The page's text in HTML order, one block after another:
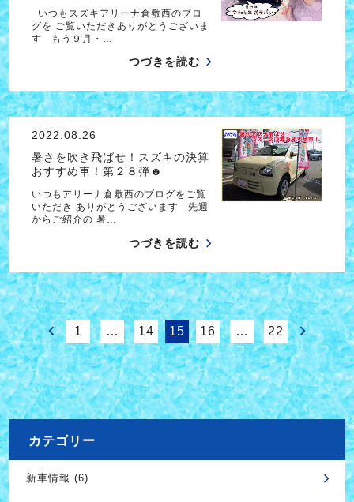
いつもスズキアリーナ倉敷西のブロ
グを ご覧いただきありがとうございま
す もう９月・…
つづきを読む
2022.08.26
暑さを吹き飛ばせ！スズキの決算
おすすめ車！第２８弾☻
いつもアリーナ倉敷西のブログをご覧
いただき ありがとうございます 先週
からご紹介の 暑…
つづきを読む
1 … 14 15 16 … 22
カテゴリー
新車情報 (6)